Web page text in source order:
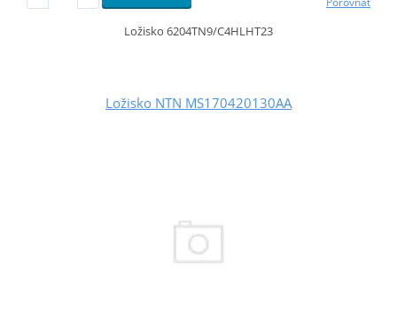
Ložisko 6204TN9/C4HLHT23
Ložisko NTN MS170420130AA